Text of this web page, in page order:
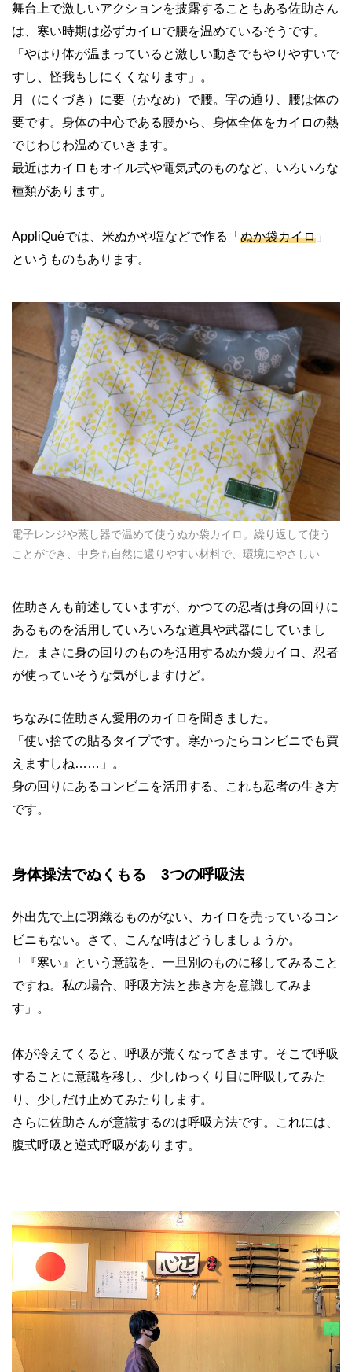
舞台上で激しいアクションを披露することもある佐助さん
は、寒い時期は必ずカイロで腰を温めているそうです。
「やはり体が温まっていると激しい動きでもやりやすいで
すし、怪我もしにくくなります」。
月（にくづき）に要（かなめ）で腰。字の通り、腰は体の
要です。身体の中心である腰から、身体全体をカイロの熱
でじわじわ温めていきます。
最近はカイロもオイル式や電気式のものなど、いろいろな
種類があります。
AppliQuéでは、米ぬかや塩などで作る「 ぬか袋カイロ 」
というものもあります。
電子レンジや蒸し器で温めて使うぬか袋カイロ。繰り返して使う
ことができ、中身も自然に還りやすい材料で、環境にやさしい
佐助さんも前述していますが、かつての忍者は身の回りに
あるものを活用していろいろな道具や武器にしていまし
た。まさに身の回りのものを活用するぬか袋カイロ、忍者
が使っていそうな気がしますけど。
ちなみに佐助さん愛用のカイロを聞きました。
「使い捨ての貼るタイプです。寒かったらコンビニでも買
えますしね…… 」。
身の回りにあるコンビニを活用する、これも忍者の生き方
です。
身体操法でぬくもる 3つの呼吸法
外出先で上に羽織るものがない、カイロを売っているコン
ビニもない。さて、こんな時はどうしましょうか。
「『寒い』という意識を、一旦別のものに移してみること
ですね。私の場合、呼吸方法と歩き方を意識してみま
す」。
体が冷えてくると、呼吸が荒くなってきます。そこで呼吸
することに意識を移し、少しゆっくり目に呼吸してみた
り、少しだけ止めてみたりします。
さらに佐助さんが意識するのは呼吸方法です。これには、
腹式呼吸と逆式呼吸があります。